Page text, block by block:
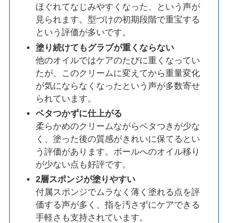
ほぐれてなじみやすくなった、という声が
見られます。型づけの初期段階で重宝する
という評価が多いです。
塗り続けてもグラブが重くならない
他のオイルではケアのたびに重くなってい
たが、このクリームに変えてから重量変化
が気にならなくなったという声が多数寄せ
られています。
ベタつかずに仕上がる
柔らかめのクリームながらベタつきが少な
く、塗った後の質感がきれいに保てるとい
う評価があります。ボールへのオイル移り
が少ない点も好評です。
2層スポンジが塗りやすい
付属スポンジでムラなく薄く塗れる点を評
価する声が多く、指を汚さずにケアできる
手軽さも支持されています。